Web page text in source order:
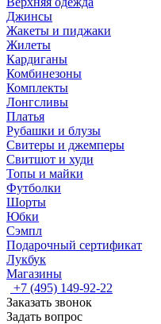
Джинсы
Жакеты и пиджаки
Жилеты
Кардиганы
Комбинезоны
Комплекты
Лонгсливы
Платья
Рубашки и блузы
Свитеры и джемперы
Свитшот и худи
Топы и майки
Футболки
Шорты
Юбки
Сэмпл
Подарочный сертификат
Лукбук
Магазины
+7 (495) 149-92-22
Заказать звонок
Задать вопрос